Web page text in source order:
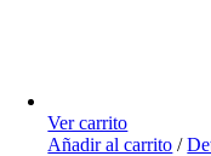
Ver carrito
Añadir al carrito /